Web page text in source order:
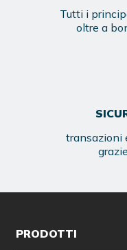
Tutti i
oltre a
transazioni
PRODOTTI